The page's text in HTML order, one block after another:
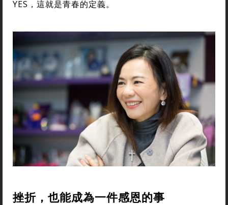
YES，這就是青春的定義。
挫折，也能成為一件感恩的事